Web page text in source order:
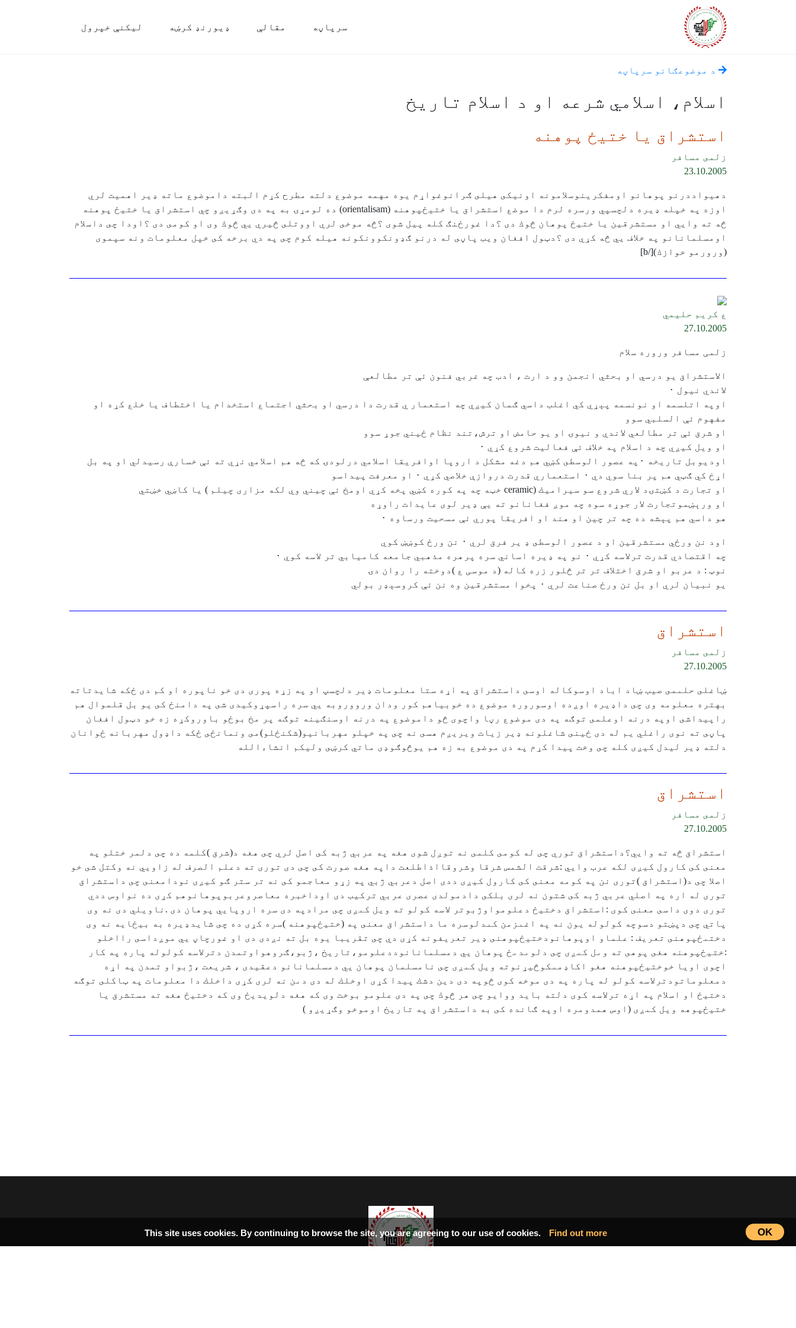
سرپاڼه مقالې ډیورنډ کرښه لیکنې خپرول
د موضوعګانو سرپاڼه
اسلام، اسلامي شرعه او د اسلام تاریخ
استشراق يا ختيځ پوهنه
زلمى مسافر
23.10.2005
دهيواددرنو پوهانو اومفكرينوسلامونه اونيكى هيلى ګرانوغواړم يوه مهمه موضوع دلته مطرح كړم البته داموضوع ماته ډير اهميت لري
اوزه په خپله ډيره دلچسپي ورسره لرم دا موضع استشراق يا ختيځپوهنه (orientalisam) ده لومړۍ به په دى وګړيږو چي استشراق يا ختيځ پوهنه
څه ته وايي او مستشرقين يا ختيځ پوهان څوك دى ؟دا غورځنګ كله پيل شوى ؟څه موخى لري اووتلى څيري يي څوك وى او كومى دى ؟اودا چى داسلام
اومسلمانانو په خلاف يي څه کړي دى ؟دټول افغان ويب پاڼى له درنو ګډونكوونكونه هيله كوم چى په دي برخه كى خپل معلومات ونه سپموى
(ورورمو خوازك)[/b]
ع کريم حليمي
27.10.2005
زلمی مسافر وروره سلام
الاستشراق يو درسي او بحثي انجمن وو د ارت ، ادب چه غربي فنون ئې تر مطالعې
لاندي نيول ٠
اوپه اتلسمه او نونسمه پېړي کي اغلب داسي ګمان کيږي چه استعمار ي قدرت دا درسي او بحثي اجتماع استخدام يا اختطاف يا خلع کړه او
مفهوم ئې السلبي سوو
او شرق ئې تر مطالعي لاندي و نيوۍ او يو حامض او ترش،تند نظام ځيني جوړ سوو
او ويل کيږي چه د اسلام په خلاف ئې فعاليت شروع کړي ٠
اوديوبل تاريخه ٠په عصور الوسطى کښي هم دغه مشکل د اروپا اوافريقا اسلامي درلودۍ که څه هم اسلامي نړي ته ئې خسارې رسيدلي او په بل
اړخ کي ګټي هم پر بنا سوي دي ٠ استعماري قدرت دروازې خلاصي کړي ٠ او معرفت پيداسو
او تجارت د کښتۍد لاري شروع سو سيراميك (ceramic خټه چه په کوره کښي پخه کړي اومخ ئې چيني وي لکه مزاری چيلم ) يا کاښي خښتي
او ورېښموتجارت لار جوړه سوه چه موږ فغانانو ته يې ډير لوی عايدات راوړه
هو داسي هم پېشه ده چه تر چين او هند او افريقا پوري ئې مسحيت ورساوه ٠
اود نن ورځي مستشرقين او د عصور الوسطى ډ ير فرق لري ٠ نن ورځ کوښښ کوي
چه اقتصادي قدرت ترلاسه کړي ٠ نو په ډيره اساني سره پرهره مذهبي جامعه کاميابي تر لاسه کوي ٠
نوټ : د عربو او شرق اختلاف تر تر څلور زره کاله (د موسی ع )دوخته را روان دۍ
يو نبيان لري او بل نن ورځ صناعت لري ٠ پخوا مستشرقين وه نن ئې کروسېډر بولي
استشراق
زلمى مسافر
27.10.2005
ښاغلى حلىمى صيب ښاد اباد اوسوكاله اوسى داستشراق په اړه ستا معلومات ډير دلچسپ او په زړه پورى دى خو ناپوره او كم دى ځكه شايدتاته
بهتره معلومه وى چى داډيره اوږده اوسوروره موضوع ده خوبياهم كور ودان ورووروبه يي سره راسپړوكيدى شى په دامنځ كى يو بل قلموال هم
راپيداشى اوپه درنه اوعلمى توګه په دى موضوع رڼا واچوى څو داموضوع په درنه اوسنګينه توګه پر مخ بوځو باوروكړه زه خو دټول افغان
پاڼى ته نوى راغلي يم له دى ځينى شاغلونه ډير زيات ويريږم هسى نه چى په خپلو مهربانيو(شكنځلو)مى ونمانځى ځكه داډول مهربانه ځوانان
دلته ډير ليدل كيږى كله چى وخت پيدا كړم په دى موضوع به زه هم يوڅوګوډى ماتي كرښى وليكم انشاءالله
استشراق
زلمى مسافر
27.10.2005
استشراق څه ته وايي؟داستشراق توري چى له كومى كلمى نه توږل شوى هغه په عربي ژبه كى اصل لري چى هغه د(شرق )كلمه ده چى دلمر ختلو په
معنى كى كارول كيږى لكه عرب وايي :شرقت الشمس شرقا وشروقااذاطلعت داپه هغه صورت كى چى دى تورى ته دعلم الصرف له زاويي نه وكتل شى خو
اصلا چى د(استشراق )تورى نن په كومه معنى كى كارول كيږى ددى اصل دعربي ژبي په زړو معاجمو كى نه تر ستر ګو كيږى نودامعنى چى داستشراق
تورى له اره په اصلي عربي ژبه كى شتون نه لرى بلكى دادمولدى عصرى عربي تركيب دى اوداخبره معاصروعربوپوهانوهم كړى ده نواوس ددي
تورى دوى داسى معنى كوى :استشراق دختيځ دعلومواوژبوتر لاسه كولو ته ويل كىږى چى مرادپه دى سره اروپايي پوهان دى .ناويلي دى نه وى
پاتي چى دپښتو دسوچه كولوله يون نه په اغىزمن كىدلوسره ما داستشراق معنى په (ختيځپوهنه )سره كړى ده چى شايدډيره به بيځايه نه وى
دختىځپوهنى تعريف : علماو اوپوهانودختيځپوهنى ډير تعريفونه كړى دي چى تقريبا يوه بل ته نږدى دى او غورچاڼ يي موږداسى رااخلو
:ختيځپوهنه هغى پوهى ته وىل كىږى چى دلوىدىځ پوهان يي دمسلمانانوددعلومو،تاريخ ،ژبو،ګروهواوتمدن دترلاسه كولوله پاره په كار
اچوى اويا خوختيځپوهنه هغو اكاډمىكوڅيړنوته ويل كىږى چى نامسلمان پوهان يي دمسلمانانو دعقيدى ، شريعت ،ژبواو تمدن په اړه
دمعلوماتودترلاسه كولو له پاره په دى موخه كوى څوپه دى دين دشك پيدا كړى اوخلك له دى دىن نه لرى كړى داخلك دا معلومات په ټاكلى توګه
دختيځ او اسلام په اړه ترلاسه كوى دلته بايد ووايو چى هر څوك چى په دى علومو بوخت وى كه هغه دلويديځ وى كه دختيځ هغه ته مستشرق يا
ختيځپوهه ويل كىږى (اوس همدومره اوپه ګانده كى به داستشراق په تاريخ اوموخو وګړيږو )
OK
This site uses cookies. By continuing to browse the site, you are agreeing to our use of cookies. Find out more